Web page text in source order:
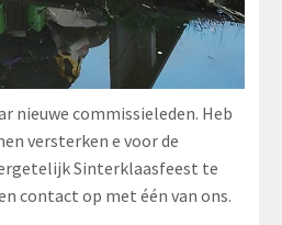
nieuwe commissieleden. Heb
versterken e voor de
Sinterklaasfeest te
contact op met één van ons.